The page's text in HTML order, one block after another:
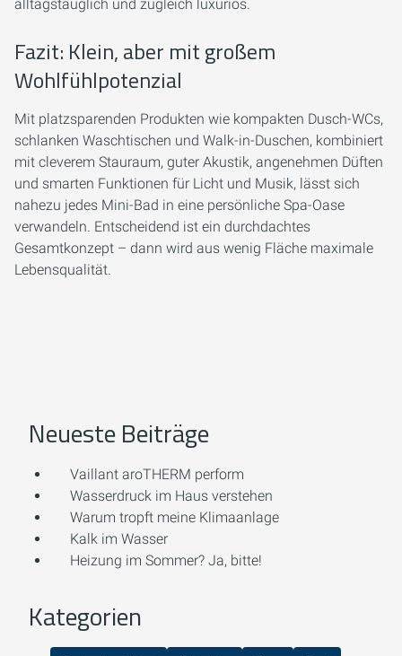
alltagstauglich und zugleich luxuriös.
Fazit: Klein, aber mit großem
Wohlfühlpotenzial
Mit platzsparenden Produkten wie kompakten Dusch-WCs,
schlanken Waschtischen und Walk-in-Duschen, kombiniert
mit cleverem Stauraum, guter Akustik, angenehmen Düften
und smarten Funktionen für Licht und Musik, lässt sich
nahezu jedes Mini-Bad in eine persönliche Spa-Oase
verwandeln. Entscheidend ist ein durchdachtes
Gesamtkonzept – dann wird aus wenig Fläche maximale
Lebensqualität.
Neueste Beiträge
Vaillant aroTHERM perform
Wasserdruck im Haus verstehen
Warum tropft meine Klimaanlage
Kalk im Wasser
Heizung im Sommer? Ja, bitte!
Kategorien